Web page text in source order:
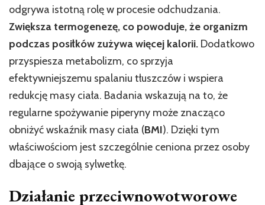
odgrywa istotną rolę w procesie odchudzania.
Zwiększa termogenezę, co powoduje, że organizm
podczas posiłków zużywa więcej kalorii. Dodatkowo
przyspiesza metabolizm, co sprzyja
efektywniejszemu spalaniu tłuszczów i wspiera
redukcję masy ciała. Badania wskazują na to, że
regularne spożywanie piperyny może znacząco
obniżyć wskaźnik masy ciała (BMI). Dzięki tym
właściwościom jest szczególnie ceniona przez osoby
dbające o swoją sylwetkę.
Działanie przeciwnowotworowe